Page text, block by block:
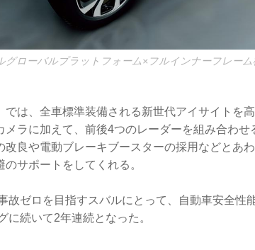
グローバルプラットフォーム×フルインナーフレー
では、全車標準装備される新世代アイサイトを
メラに加えて、前後4つのレーダーを組み合わ
改良や電動ブレーキブースターの採用などとあ
サポートをしてくれる。
故ゼロを目指すスバルにとって、自動車安全性
に続いて2年連続となった。